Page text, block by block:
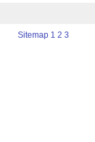
Sitemap 1 2 3